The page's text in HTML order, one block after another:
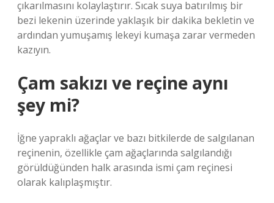
çıkarılmasını kolaylaştırır. Sıcak suya batırılmış bir
bezi lekenin üzerinde yaklaşık bir dakika bekletin ve
ardından yumuşamış lekeyi kumaşa zarar vermeden
kazıyın.
Çam sakızı ve reçine aynı
şey mi?
İğne yapraklı ağaçlar ve bazı bitkilerde de salgılanan
reçinenin, özellikle çam ağaçlarında salgılandığı
görüldüğünden halk arasında ismi çam reçinesi
olarak kalıplaşmıştır.